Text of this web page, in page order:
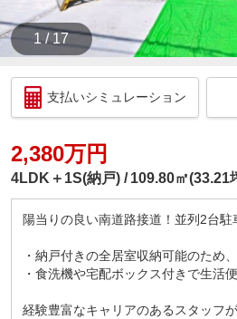
1 / 17
支払いシミュレーション
2,380万円
4LDK＋1S(納戸) 109.80㎡(33.21
陽当りの良い南道路接道！並列2台駐
・納戸付きの全居室収納可能のため
・食洗機や宅配ボックス付きで生活
経験豊富なキャリアのあるスタッフ